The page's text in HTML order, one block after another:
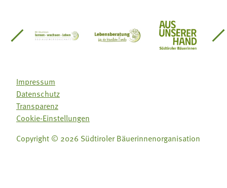
Südtirol
Gärtnervereinigung
Sozialgenossenschaft Mit Bäuerinnen lernen -
Lebensberatung für dieAus unserer
Impressum
Datenschutz
Transparenz
Cookie-Einstellungen
Copyright © 2026 Südtiroler Bäuerinnenorganisation